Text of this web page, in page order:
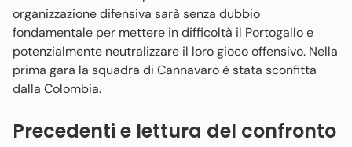
organizzazione difensiva sarà senza dubbio
fondamentale per mettere in difficoltà il Portogallo e
potenzialmente neutralizzare il loro gioco offensivo. Nella
prima gara la squadra di Cannavaro è stata sconfitta
dalla Colombia.
Precedenti e lettura del confronto